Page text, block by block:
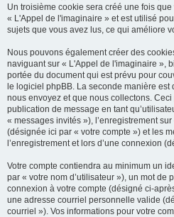
Un troisième cookie sera créé une fois
« L'Appel de l'imaginaire » et est utilisé
sujets que vous avez lus, ce qui améliore
Nous pouvons également créer des
naviguant sur « L'Appel de l'imaginaire »,
portée du document qui est prévu pour
le logiciel phpBB. La seconde manière est
nous envoyez et que nous collectons. Ceci
publication de message en tant
« messages invités »), l’enregistrement
(désignée ici par « votre compte ») et les
l’enregistrement et lors d’une connexion
Votre compte contiendra au minimum un
par « votre nom d’utilisateur »), un mot de
connexion à votre compte (désigné ci-
une adresse courriel personnelle valide
courriel »). Vos informations pour votre